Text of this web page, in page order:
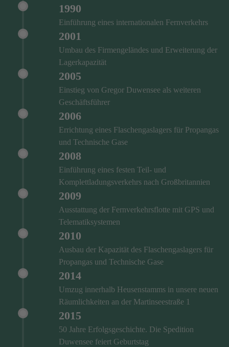
1990
Einführung eines internationalen Fernverkehrs
2001
Umbau des Firmengeländes und Erweiterung der
Lagerkapazität
2005
Einstieg von Gregor Duwensee als weiteren
Geschäftsführer
2006
Errichtung eines Flaschengaslagers für Propangas
und Technische Gase
2008
Einführung eines festen Teil- und
Komplettladungsverkehrs nach Großbritannien
2009
Ausstattung der Fernverkehrsflotte mit GPS und
Telematiksystemen
2010
Ausbau der Kapazität des Flaschengaslagers für
Propangas und Technische Gase
2014
Umzug innerhalb Heusenstamms in unsere neuen
Räumlichkeiten an der Martinseestraße 1
2015
50 Jahre Erfolgsgeschichte. Die Spedition
Duwensee feiert Geburtstag